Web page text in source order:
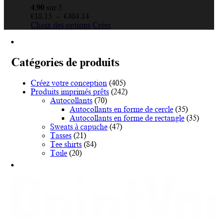
4.90 sur 5
€18.15 – €404.14
de
€404.14
Choix des options Ce
variations.
Les
peuvent
être
choisies
sur
la
page
produit
Créer
Catégories de produits
Créez votre conception (405)
Produits imprimés prêts (242)
Autocollants (70)
Autocollants en forme de cercle (35)
Autocollants en forme de rectangle (35)
Sweats à capuche (47)
Tasses (21)
Tee shirts (84)
Toile (20)